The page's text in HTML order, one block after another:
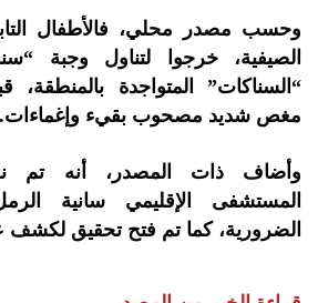
وحسب مصدر محلي، فالأطفال
الصيفية، خرجوا لتناول وجبة
“السناكات” المتواجدة
مغص شديد مصحوب بقيء وإغماءات.
وأضاف ذات المصدر، أنه تم
المستشفى الإقليمي سانية
الضرورية، كما تم فتح تحقيق لكشف